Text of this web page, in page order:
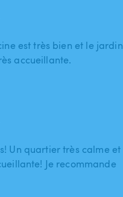
est très bien et le jardin
accueillante.
Un quartier très calme et
Je recommande